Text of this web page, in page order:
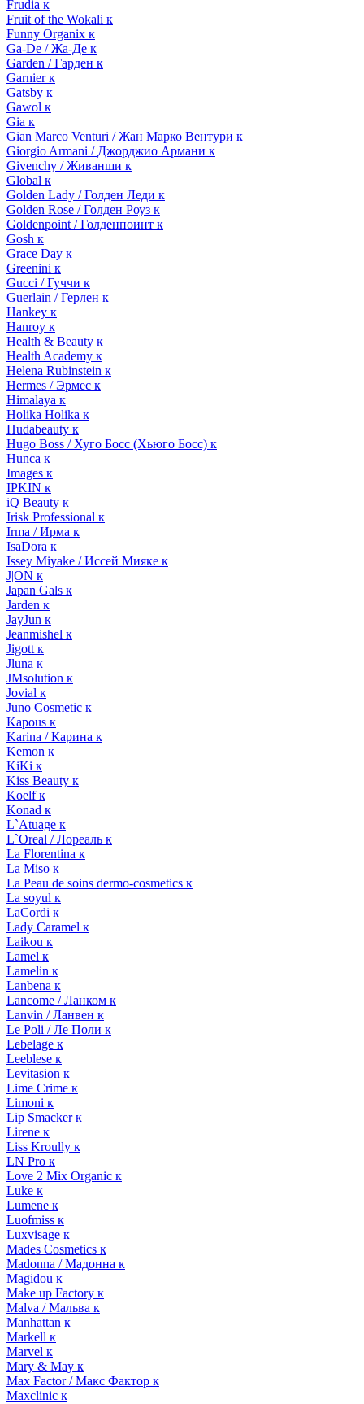
Frudia к
Fruit of the Wokali к
Funny Organix к
Ga-De / Жа-Де к
Garden / Гарден к
Garnier к
Gatsby к
Gawol к
Gia к
Gian Marco Venturi / Жан Марко Вентури к
Giorgio Armani / Джорджио Армани к
Givenchy / Живанши к
Global к
Golden Lady / Голден Леди к
Golden Rose / Голден Роуз к
Goldenpoint / Голденпоинт к
Gosh к
Grace Day к
Greenini к
Gucci / Гуччи к
Guerlain / Герлен к
Hankey к
Hanroy к
Health & Beauty к
Health Academy к
Helena Rubinstein к
Hermes / Эрмес к
Himalaya к
Holika Holika к
Hudabeauty к
Hugo Boss / Хуго Босс (Хьюго Босс) к
Hunca к
Images к
IPKIN к
iQ Beauty к
Irisk Professional к
Irma / Ирма к
IsaDora к
Issey Miyake / Иссей Мияке к
J|ON к
Japan Gals к
Jarden к
JayJun к
Jeanmishel к
Jigott к
Jluna к
JMsolution к
Jovial к
Juno Cosmetic к
Kapous к
Karina / Карина к
Kemon к
KiKi к
Kiss Beauty к
Koelf к
Konad к
L`Atuage к
L`Oreal / Лореаль к
La Florentina к
La Miso к
La Peau de soins dermo-cosmetics к
La soyul к
LaCordi к
Lady Caramel к
Laikou к
Lamel к
Lamelin к
Lanbena к
Lancome / Ланком к
Lanvin / Ланвен к
Le Poli / Ле Поли к
Lebelage к
Leeblese к
Levitasion к
Lime Crime к
Limoni к
Lip Smacker к
Lirene к
Liss Kroully к
LN Pro к
Love 2 Mix Organic к
Luke к
Lumene к
Luofmiss к
Luxvisage к
Mades Cosmetics к
Madonna / Мадонна к
Magidou к
Make up Factory к
Malva / Мальва к
Manhattan к
Markell к
Marvel к
Mary & May к
Max Factor / Макс Фактор к
Maxclinic к